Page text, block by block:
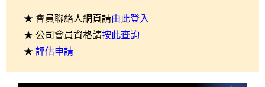
★ 會員聯絡人網頁請由此登入
★ 公司會員資格請按此查詢
★ 評估申請